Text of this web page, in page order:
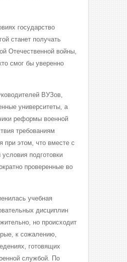
государство
станет получать
Отечественной войны,
смог бы уверенно
ВУЗов,
университеты, а
реформы военной
требованиям
при этом, что вместе с
подготовки
проверенные во
учебная
дисциплин
но происходит
к сожалению,
готовящих
службой. По